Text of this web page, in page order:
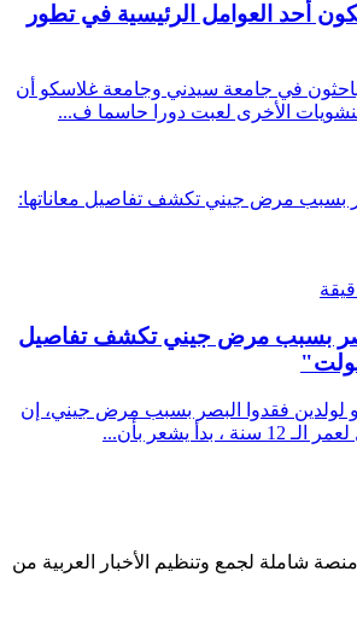
أحد العوامل الرئيسية في تطور
في جامعة سيدني وجامعة غلاسكو أن
الأخرى لعبت دورا حاسما ف...
بسبب مرض جيني تكشف تفاصيل
لولدين فقدوا البصر بسبب مرض جيني، إن
بدأ يشعر بأن...
منصة شاملة لجمع وتنظيم الأخبار العربية من